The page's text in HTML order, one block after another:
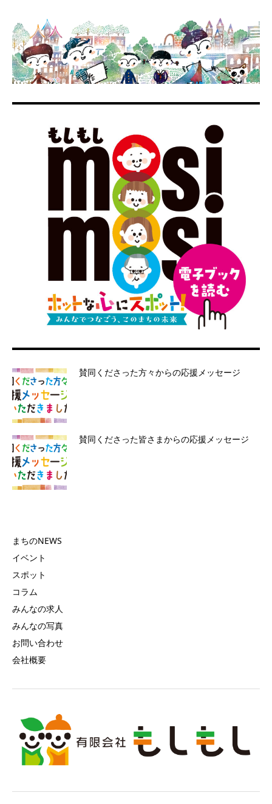
賛同くださった方々からの応援メッセージ
賛同くださった皆さまからの応援メッセージ
まちのNEWS
イベント
スポット
コラム
みんなの求人
みんなの写真
お問い合わせ
会社概要